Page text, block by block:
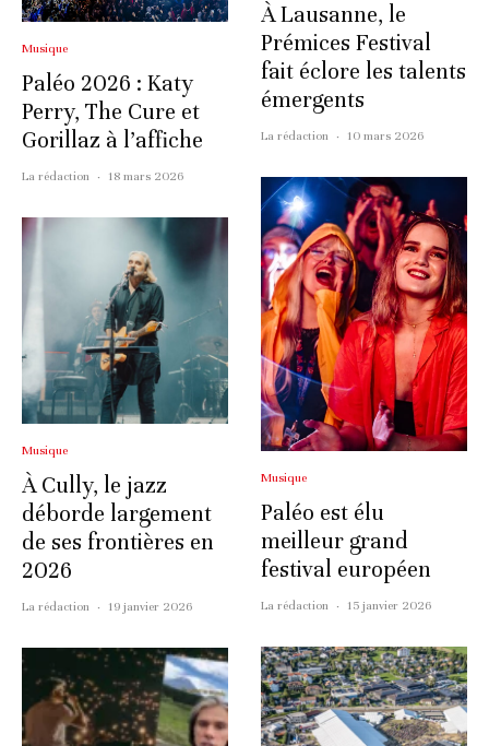
Musique
Paléo 2026 : Katy
Perry, The Cure et
Gorillaz à l’affiche
La rédaction · 18 mars 2026
Musique
À Cully, le jazz
déborde largement
de ses frontières en
2026
La rédaction · 19 janvier 2026
À Lausanne, le
Prémices Festival
fait éclore les talents
émergents
La rédaction · 10 mars 2026
Musique
Paléo est élu
meilleur grand
festival européen
La rédaction · 15 janvier 2026